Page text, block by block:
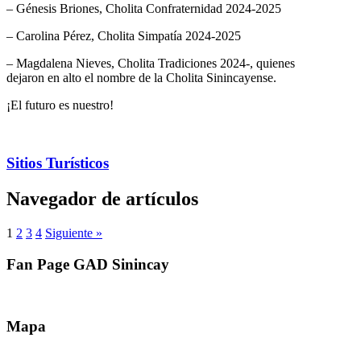
– Génesis Briones, Cholita Confraternidad 2024-2025
– Carolina Pérez, Cholita Simpatía 2024-2025
– Magdalena Nieves, Cholita Tradiciones 2024-, quienes
dejaron en alto el nombre de la Cholita Sinincayense.
¡El futuro es nuestro!
Sitios Turísticos
Navegador de artículos
1 2 3 4 Siguiente »
Fan Page GAD Sinincay
Mapa